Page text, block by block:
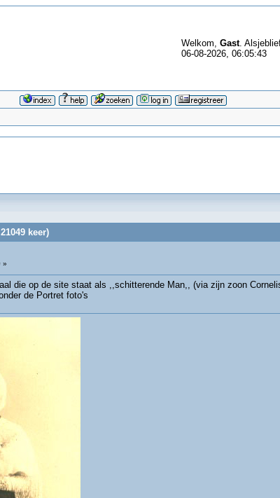
Welkom, Gast.
06-08-2026, 06:05:43
keer)
»
die op de site staat als ,,schitterende Man,, (via zijn zoon
de Portret foto's